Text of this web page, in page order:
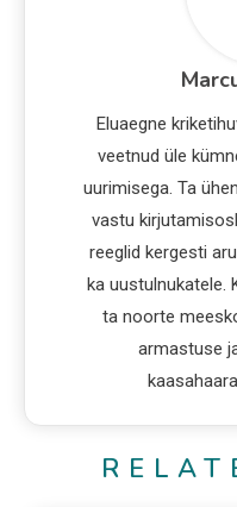
Eluaegne
veetnud üle
uurimisega. Ta
vastu
reeglid kergesti
ka uustulnukatele.
ta noorte
armastuse